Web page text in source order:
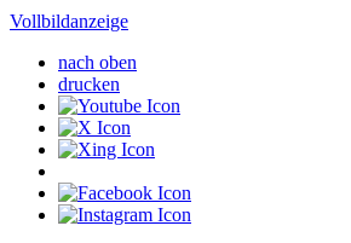
Vollbildanzeige
nach oben
drucken